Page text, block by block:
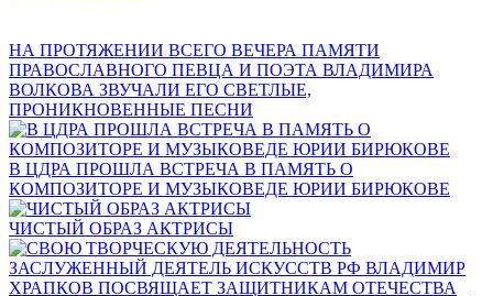
НА ПРОТЯЖЕНИИ ВСЕГО ВЕЧЕРА ПАМЯТИ
ПРАВОСЛАВНОГО ПЕВЦА И ПОЭТА ВЛАДИМИРА
ВОЛКОВА ЗВУЧАЛИ ЕГО СВЕТЛЫЕ,
ПРОНИКНОВЕННЫЕ ПЕСНИ
В ЦДРА ПРОШЛА ВСТРЕЧА В ПАМЯТЬ О
КОМПОЗИТОРЕ И МУЗЫКОВЕДЕ ЮРИИ БИРЮКОВЕ
ЧИСТЫЙ ОБРАЗ АКТРИСЫ